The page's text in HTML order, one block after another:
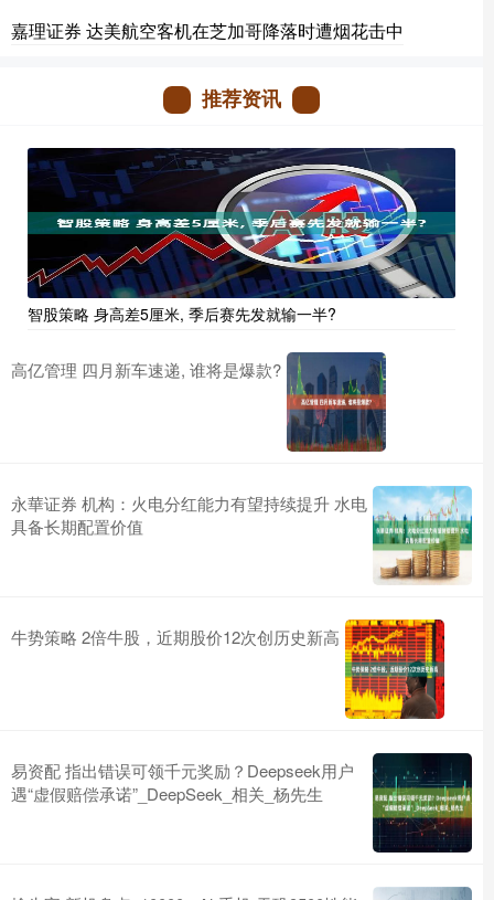
嘉理证券 达美航空客机在芝加哥降落时遭烟花击中
推荐资讯
智股策略 身高差5厘米, 季后赛先发就输一半?
高亿管理 四月新车速递, 谁将是爆款?
永華证券 机构：火电分红能力有望持续提升 水电
具备长期配置价值
牛势策略 2倍牛股，近期股价12次创历史新高
易资配 指出错误可领千元奖励？Deepseek用户
遇“虚假赔偿承诺”_DeepSeek_相关_杨先生